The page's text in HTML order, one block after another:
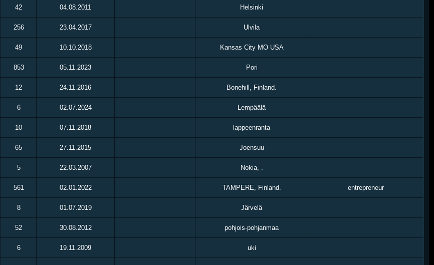
42 04.08.2011 Helsinki
256 23.04.2017 Ulvila
49 10.10.2018 Kansas City MO USA
853 05.11.2023 Pori
12 24.11.2016 Bonehill, Finland.
6 02.07.2024 Lempäälä
10 07.11.2018 lappeenranta
65 27.11.2015 Joensuu
5 22.03.2007 Nokia, .
561 02.01.2022 TAMPERE, Finland. entrepreneur
8 01.07.2019 Järvelä
52 30.08.2012 pohjois-pohjanmaa
6 19.11.2009 uki